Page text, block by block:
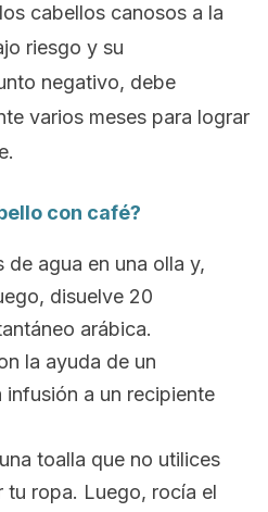
cabellos canosos a la
riesgo y su
negativo, debe
varios meses para lograr
con café?
agua en una olla y,
disuelve 20
arábica.
la ayuda de un
infusión a un recipiente
toalla que no utilices
tu ropa. Luego, rocía el